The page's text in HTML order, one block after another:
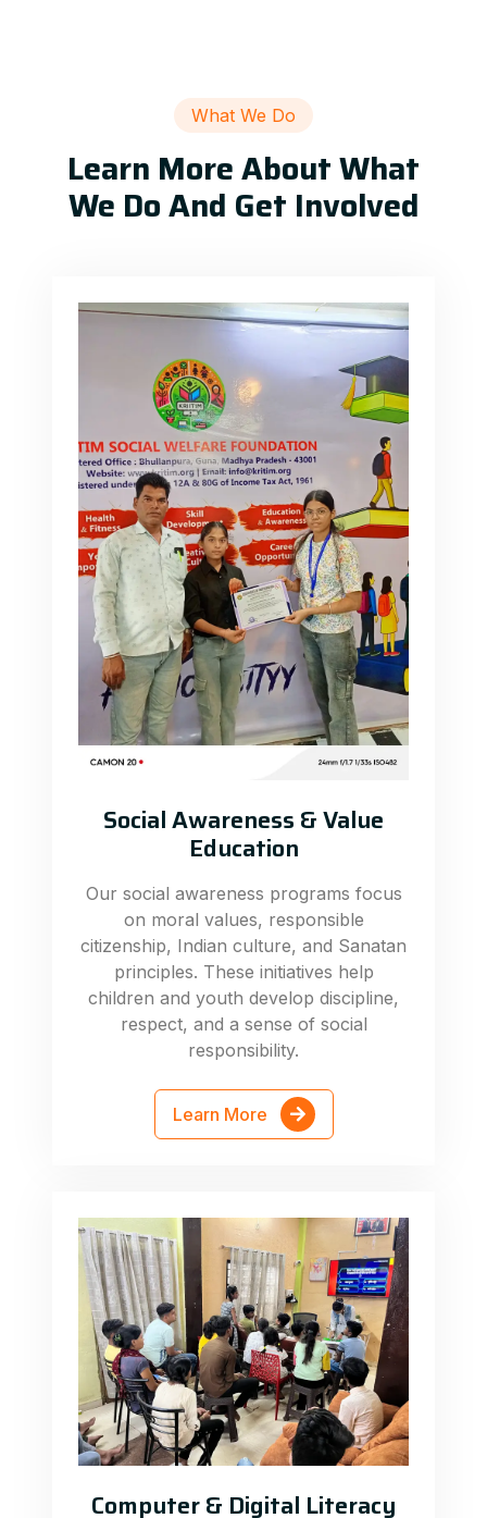
What We Do
Learn More About What
We Do And Get Involved
Social Awareness & Value
Education
Our social awareness programs focus
on moral values, responsible
citizenship, Indian culture, and Sanatan
principles. These initiatives help
children and youth develop discipline,
respect, and a sense of social
responsibility.
Learn More
Computer & Digital Literacy